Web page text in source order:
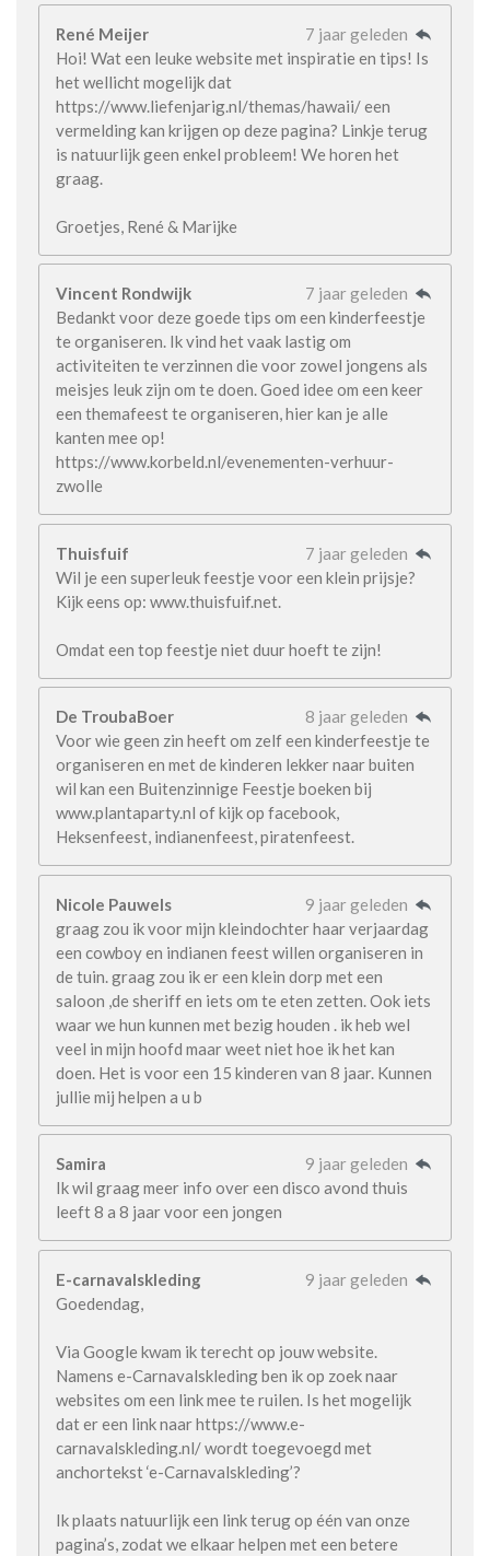
René Meijer
7 jaar geleden
Hoi! Wat een leuke website met inspiratie en tips! Is
het wellicht mogelijk dat
https://www.liefenjarig.nl/themas/hawaii/ een
vermelding kan krijgen op deze pagina? Linkje terug
is natuurlijk geen enkel probleem! We horen het
graag.
Groetjes, René & Marijke
Vincent Rondwijk
7 jaar geleden
Bedankt voor deze goede tips om een kinderfeestje
te organiseren. Ik vind het vaak lastig om
activiteiten te verzinnen die voor zowel jongens als
meisjes leuk zijn om te doen. Goed idee om een keer
een themafeest te organiseren, hier kan je alle
kanten mee op!
https://www.korbeld.nl/evenementen-verhuur-
zwolle
Thuisfuif
7 jaar geleden
Wil je een superleuk feestje voor een klein prijsje?
Kijk eens op: www.thuisfuif.net.
Omdat een top feestje niet duur hoeft te zijn!
De TroubaBoer
8 jaar geleden
Voor wie geen zin heeft om zelf een kinderfeestje te
organiseren en met de kinderen lekker naar buiten
wil kan een Buitenzinnige Feestje boeken bij
www.plantaparty.nl of kijk op facebook,
Heksenfeest, indianenfeest, piratenfeest.
Nicole Pauwels
9 jaar geleden
graag zou ik voor mijn kleindochter haar verjaardag
een cowboy en indianen feest willen organiseren in
de tuin. graag zou ik er een klein dorp met een
saloon ,de sheriff en iets om te eten zetten. Ook iets
waar we hun kunnen met bezig houden . ik heb wel
veel in mijn hoofd maar weet niet hoe ik het kan
doen. Het is voor een 15 kinderen van 8 jaar. Kunnen
jullie mij helpen a u b
Samira
9 jaar geleden
Ik wil graag meer info over een disco avond thuis
leeft 8 a 8 jaar voor een jongen
E-carnavalskleding
9 jaar geleden
Goedendag,
Via Google kwam ik terecht op jouw website.
Namens e-Carnavalskleding ben ik op zoek naar
websites om een link mee te ruilen. Is het mogelijk
dat er een link naar https://www.e-
carnavalskleding.nl/ wordt toegevoegd met
anchortekst ‘e-Carnavalskleding’?
Ik plaats natuurlijk een link terug op één van onze
pagina’s, zodat we elkaar helpen met een betere